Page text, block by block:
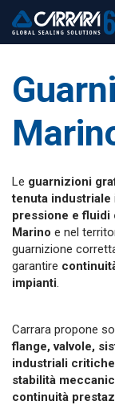
Le guarnizioni
tenuta industriale
pressione e fluidi
Marino e nel
guarnizione
garantire
impianti
Carrara propone
flange, valvole,
industriali critiche
stabilità
continuità